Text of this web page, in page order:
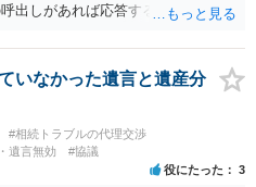
出しがあれば応答する可能性がま
にないので必要書類をてきぱきと
御注意ください。
いなかった遺言と遺産分
#相続トラブルの代理交渉
遺言無効 #協議
役にたった 3